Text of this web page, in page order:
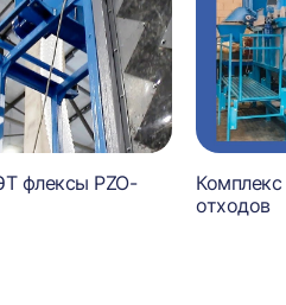
флексы PZO-
отходов